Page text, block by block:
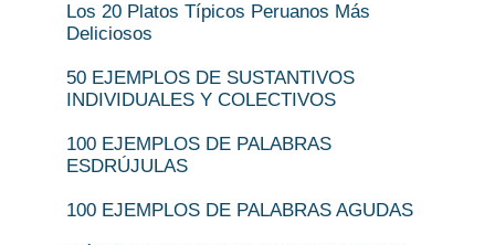
Los 20 Platos Típicos Peruanos Más
Deliciosos
50 EJEMPLOS DE SUSTANTIVOS
INDIVIDUALES Y COLECTIVOS
100 EJEMPLOS DE PALABRAS
ESDRÚJULAS
100 EJEMPLOS DE PALABRAS AGUDAS